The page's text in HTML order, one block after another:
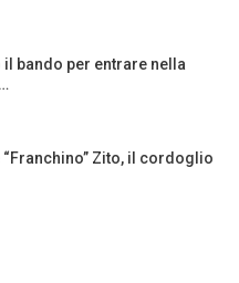
il bando per entrare nella
Zito, il cordoglio